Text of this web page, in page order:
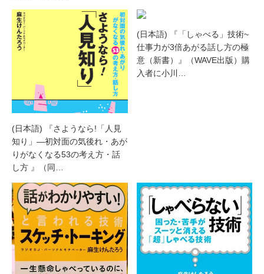
(日本語) 『さようなら!「人見
知り」―初対面の気後れ・あが
りがなくなる53の考え方・話
し方 』（同…
(日本語) 『「しゃべる」技術~
仕事力が3倍あがる話し方の極
意（新書）』（WAVE出版）購
入者に小川…